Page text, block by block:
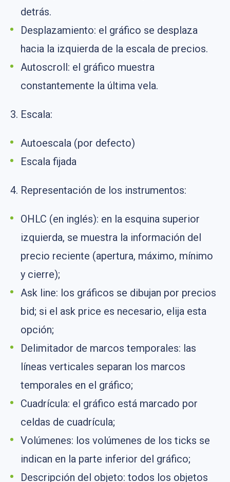
detrás.
Desplazamiento: el gráfico se desplaza
hacia la izquierda de la escala de precios.
Autoscroll: el gráfico muestra
constantemente la última vela.
3. Escala:
Autoescala (por defecto)
Escala fijada
4. Representación de los instrumentos:
OHLC (en inglés): en la esquina superior
izquierda, se muestra la información del
precio reciente (apertura, máximo, mínimo
y cierre);
Ask line: los gráficos se dibujan por precios
bid; si el ask price es necesario, elija esta
opción;
Delimitador de marcos temporales: las
líneas verticales separan los marcos
temporales en el gráfico;
Cuadrícula: el gráfico está marcado por
celdas de cuadrícula;
Volúmenes: los volúmenes de los ticks se
indican en la parte inferior del gráfico;
Descripción del objeto: todos los objetos